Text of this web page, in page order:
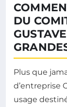
DU
Plus que
d’entreprise
usage